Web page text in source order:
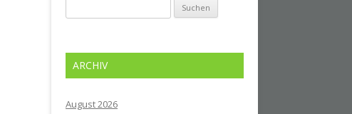
nach:
ARCHIV
August 2026